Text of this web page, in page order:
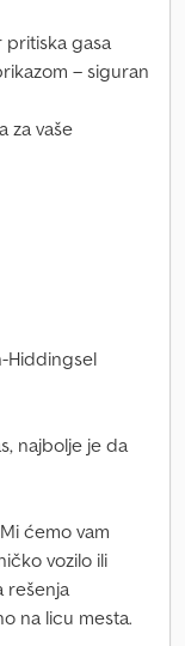
pritiska gasa
– siguran
za vaše
Hiddingsel
najbolje je da
ćemo vam
vozilo ili
rešenja
na licu mesta.